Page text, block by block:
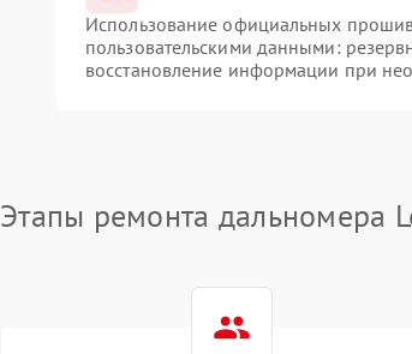
Использование официальных
пользовательскими данными:
восстановление информации при
Этапы ремонта дальномера